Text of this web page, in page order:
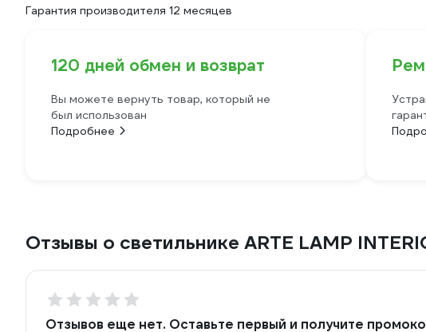
Гарантия производителя 12 месяцев
120 дней обмен и возврат
Вы можете вернуть товар, который не
был использован
Подробнее
Отзывы о светильнике ARTE LAMP
Отзывов еще нет. Оставьте первый и получите